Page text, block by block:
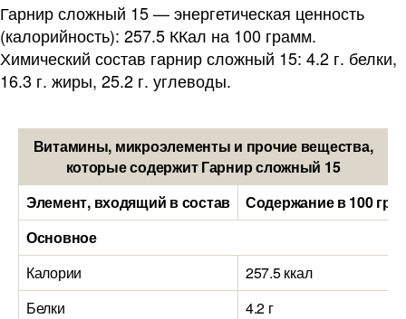
Гарнир сложный 15 — энергетическая ценность
(калорийность): 257.5 ККал на 100 грамм.
Химический состав гарнир сложный 15: 4.2 г. белки,
16.3 г. жиры, 25.2 г. углеводы.
Витамины, микроэлементы и прочие вещества,
которые содержит Гарнир сложный 15
Элемент, входящий в состав
Содержание в 100
Основное
Калории
257.5 ккал
Белки
4.2 г